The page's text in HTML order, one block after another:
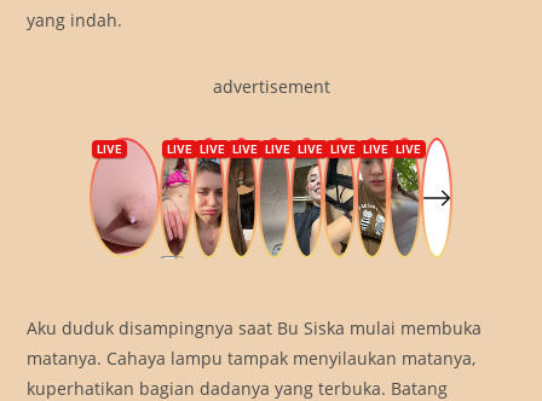
yang indah.
advertisement
Aku duduk disampingnya saat Bu Siska mulai membuka
matanya. Cahaya lampu tampak menyilaukan matanya,
kuperhatikan bagian dadanya yang terbuka. Batang